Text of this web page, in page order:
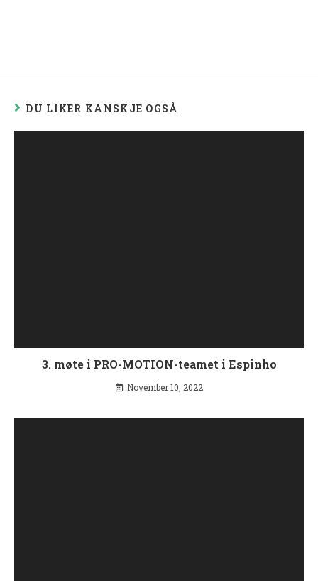
DU LIKER KANSKJE OGSÅ
3. møte i PRO-MOTION-teamet i Espinho
November 10, 2022